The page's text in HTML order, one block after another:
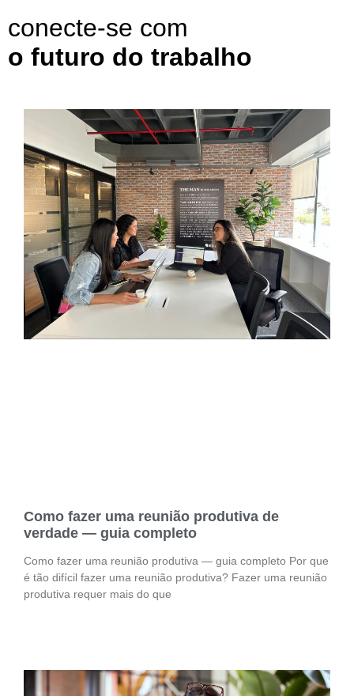
conecte-se com
o futuro do trabalho
Como fazer uma reunião produtiva de
verdade — guia completo
Como fazer uma reunião produtiva — guia completo Por que
é tão difícil fazer uma reunião produtiva? Fazer uma reunião
produtiva requer mais do que